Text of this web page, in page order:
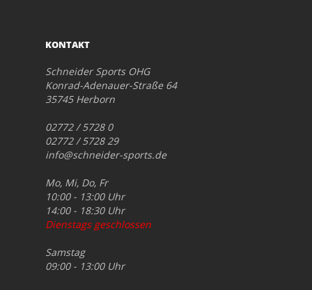
KONTAKT
Schneider Sports OHG
Konrad-Adenauer-Straße 64
35745 Herborn
02772 / 5728 0
02772 / 5728 29
info@schneider-sports.de
Mo, Mi, Do, Fr
10:00 - 13:00 Uhr
14:00 - 18:30 Uhr
Dienstags geschlossen
Samstag
09:00 - 13:00 Uhr